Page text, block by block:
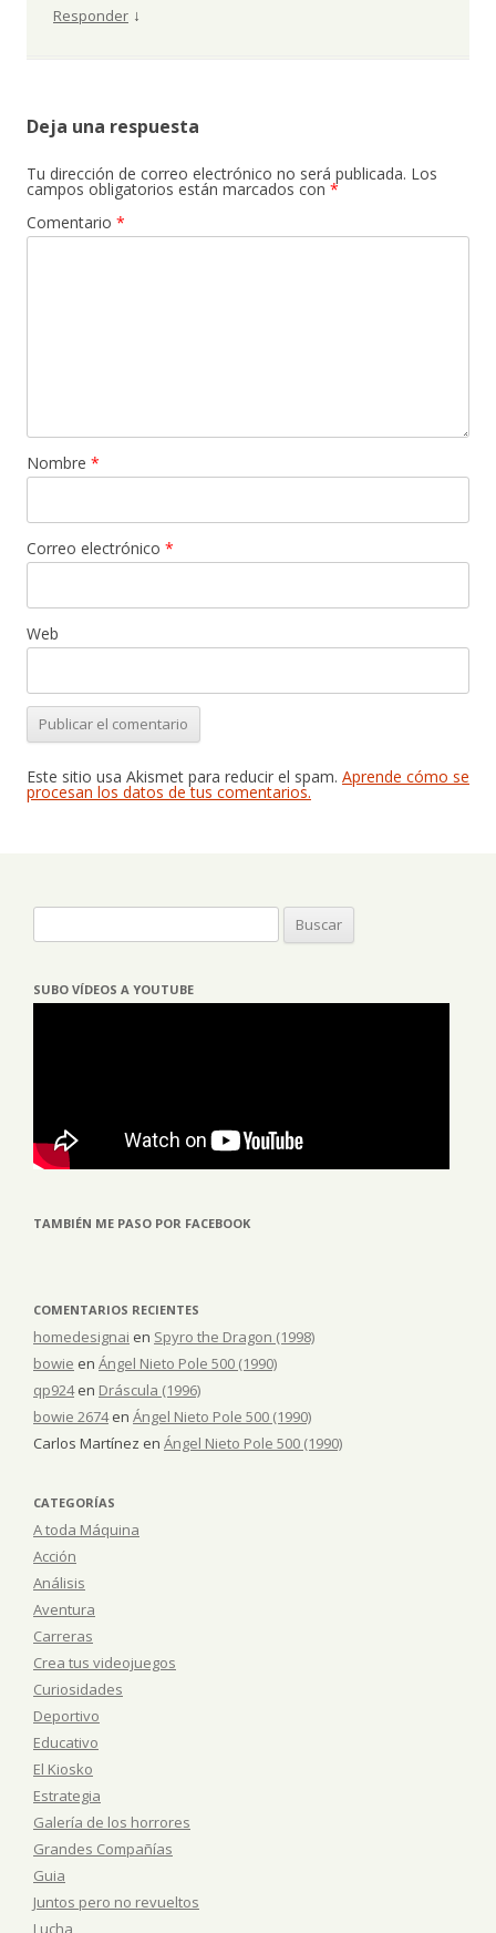
Responder ↓
Deja una respuesta
Tu dirección de correo electrónico no será publicada. Los
campos obligatorios están marcados con *
Comentario *
Nombre *
Correo electrónico *
Web
Este sitio usa Akismet para reducir el spam. Aprende cómo se
procesan los datos de tus comentarios.
SUBO VÍDEOS A YOUTUBE
TAMBIÉN ME PASO POR FACEBOOK
COMENTARIOS RECIENTES
homedesignai en Spyro the Dragon (1998)
bowie en Ángel Nieto Pole 500 (1990)
qp924en Dráscula (1996)
bowie 2674en Ángel Nieto Pole 500 (1990)
Carlos Martínez en Ángel Nieto Pole 500 (1990)
CATEGORÍAS
A toda Máquina
Acción
Análisis
Aventura
Carreras
Crea tus videojuegos
Curiosidades
Deportivo
Educativo
El Kiosko
Estrategia
Galería de los horrores
Grandes Compañías
Guia
Juntos pero no revueltos
Lucha